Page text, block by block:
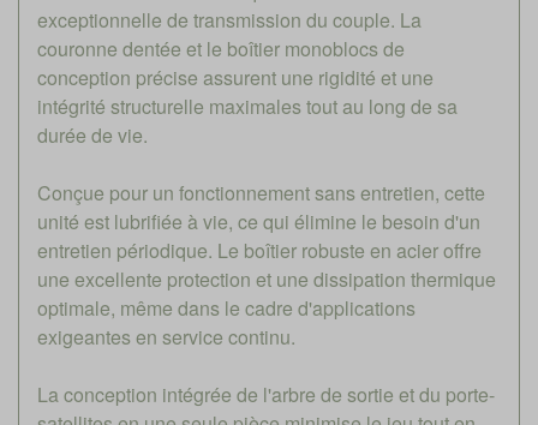
exceptionnelle de transmission du couple. La
couronne dentée et le boîtier monoblocs de
conception précise assurent une rigidité et une
intégrité structurelle maximales tout au long de sa
durée de vie.
Conçue pour un fonctionnement sans entretien, cette
unité est lubrifiée à vie, ce qui élimine le besoin d'un
entretien périodique. Le boîtier robuste en acier offre
une excellente protection et une dissipation thermique
optimale, même dans le cadre d'applications
exigeantes en service continu.
La conception intégrée de l'arbre de sortie et du porte-